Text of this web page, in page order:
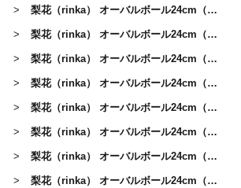
梨花（rinka） オーバルボール24cm（マットベージュ）
梨花（rinka） オーバルボール24cm（マットベージュ）
梨花（rinka） オーバルボール24cm（マットベージュ）
梨花（rinka） オーバルボール24cm（マットベージュ）
梨花（rinka） オーバルボール24cm（マットベージュ）
梨花（rinka） オーバルボール24cm（マットベージュ）
梨花（rinka） オーバルボール24cm（マットベージュ）
梨花（rinka） オーバルボール24cm（マットベージュ）